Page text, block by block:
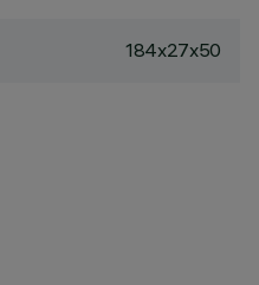
184x27x50